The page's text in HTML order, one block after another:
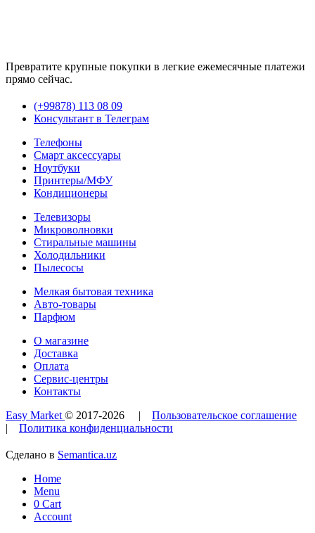
Превратите крупные покупки в легкие ежемесячные платежи
прямо сейчас.
(+99878) 113 08 09
Консультант в Телеграм
Телефоны
Смарт аксессуары
Ноутбуки
Принтеры/МФУ
Кондиционеры
Телевизоры
Микроволновки
Стиральные машины
Холодильники
Пылесосы
Мелкая бытовая техника
Авто-товары
Парфюм
О магазине
Доставка
Оплата
Сервис-центры
Контакты
Easy Market © 2017-2026 | Пользовательское соглашение
| Политика конфиденциальности
Сделано в Semantica.uz
Home
Menu
0 Cart
Account